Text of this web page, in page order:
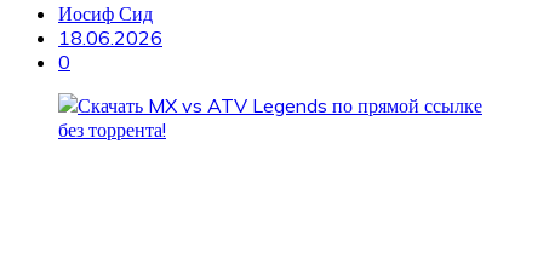
Иосиф Сид
18.06.2026
0